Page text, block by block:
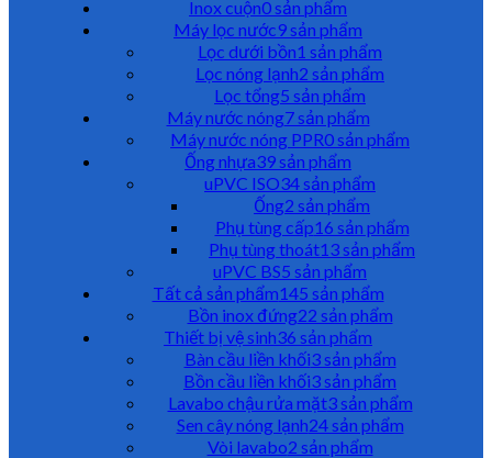
Inox cuộn0 sản phẩm
Máy lọc nước9 sản phẩm
Lọc dưới bồn1 sản phẩm
Lọc nóng lạnh2 sản phẩm
Lọc tổng5 sản phẩm
Máy nước nóng7 sản phẩm
Máy nước nóng PPR0 sản phẩm
Ống nhựa39 sản phẩm
uPVC ISO34 sản phẩm
Ống2 sản phẩm
Phụ tùng cấp16 sản phẩm
Phụ tùng thoát13 sản phẩm
uPVC BS5 sản phẩm
Tất cả sản phẩm145 sản phẩm
Bồn inox đứng22 sản phẩm
Thiết bị vệ sinh36 sản phẩm
Bàn cầu liền khối3 sản phẩm
Bồn cầu liền khối3 sản phẩm
Lavabo chậu rửa mặt3 sản phẩm
Sen cây nóng lạnh24 sản phẩm
Vòi lavabo2 sản phẩm